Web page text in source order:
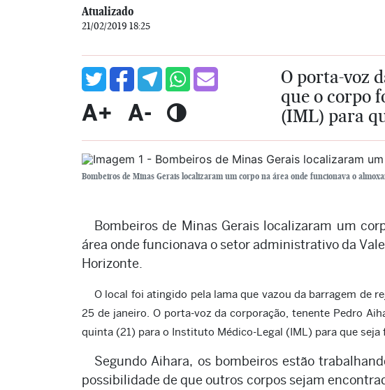
Atualizado
21/02/2019 18:25
A+ A-
O porta-voz
que o corpo
(IML) para
Bombeiros de Minas Gerais localizaram um corpo na área onde funcionava o
Bombeiros de Minas Gerais localizaram um
área onde funcionava o setor administrativo da
Horizonte.
O local foi atingido pela lama que vazou da barragem de
25 de janeiro. O porta-voz da corporação, tenente Pedro
quinta (21) para o Instituto Médico-Legal (IML) para que seja
Segundo Aihara, os bombeiros estão
possibilidade de que outros corpos sejam